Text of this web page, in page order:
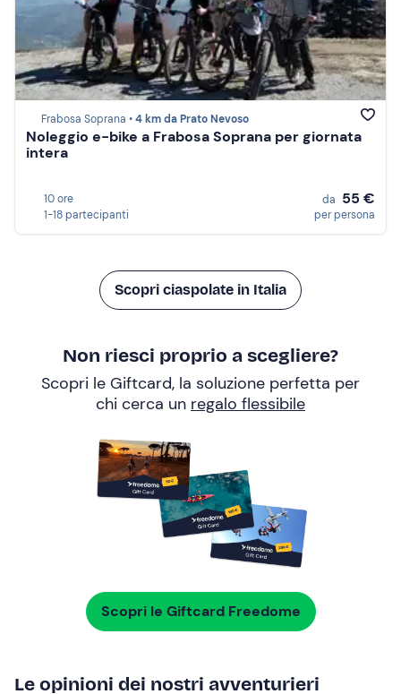
Frabosa Soprana •4 km da Prato Nevoso
Noleggio e-bike a Frabosa Soprana per giornata
intera
10 ore
1-18 partecipanti
da 55 €
per persona
Scopri ciaspolate in Italia
Non riesci proprio a scegliere?
Scopri le Giftcard, la soluzione perfetta per
chi cerca un regalo flessibile
Scopri le Giftcard Freedome
Le opinioni dei nostri avventurieri